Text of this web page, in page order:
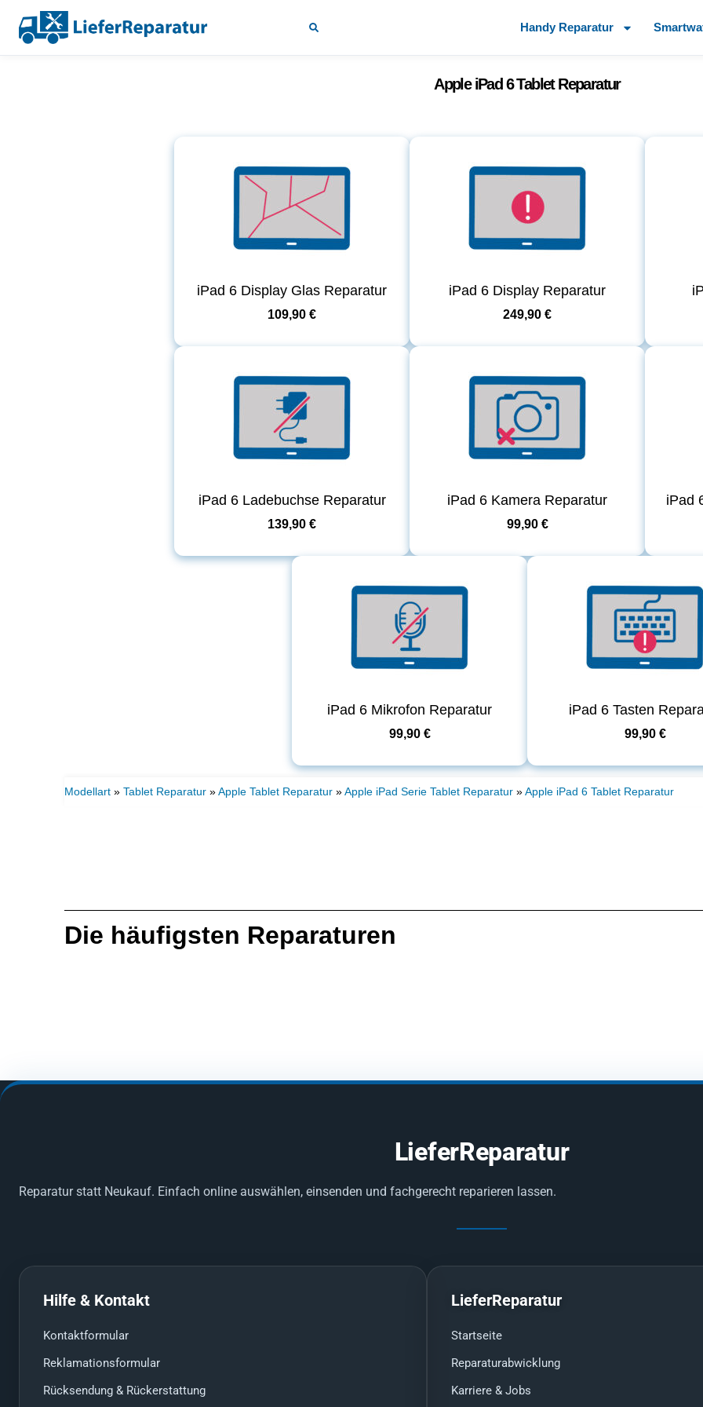
Handy Reparatur
Apple iPad 6 Tablet Reparatur
iPad 6 Display Glas Reparatur
109,90 €
iPad 6 Display Reparatur
249,90 €
iPad 6 Ladebuchse Reparatur
139,90 €
iPad 6 Kamera Reparatur
99,90 €
iPad
iPad 6 Mikrofon Reparatur
99,90 €
iPad 6 Tasten
99,90 €
Modellart » Tablet Reparatur »Apple Tablet Reparatur »Apple iPad Serie Tablet Reparatur »Apple iPad 6 Tablet Reparatur
Die häufigsten Reparaturen
LieferReparatur
Reparatur statt Neukauf. Einfach online auswählen, einsenden und fachgerecht reparieren lassen.
Hilfe & Kontakt
Kontaktformular
Reklamationsformular
Rücksendung & Rückerstattung
LieferReparatur
Startseite
Reparaturabwicklung
Karriere & Jobs